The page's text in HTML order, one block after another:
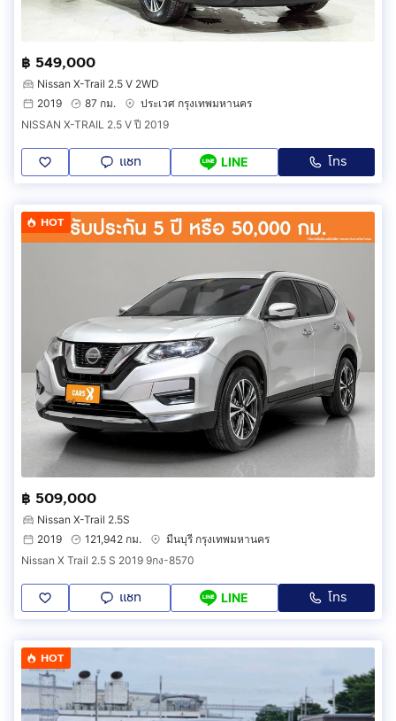
฿ 549,000
Nissan X-Trail 2.5 V 2WD
2019
87 กม.
ประเวศ กรุงเทพมหานคร
NISSAN X-TRAIL 2.5 V ปี 2019
แชท LINE โทร
HOT
฿ 509,000
Nissan X-Trail 2.5S
2019
121,942 กม.
มีนบุรี กรุงเทพมหานคร
Nissan X Trail 2.5 S 2019 9กง-8570
แชท LINE โทร
HOT